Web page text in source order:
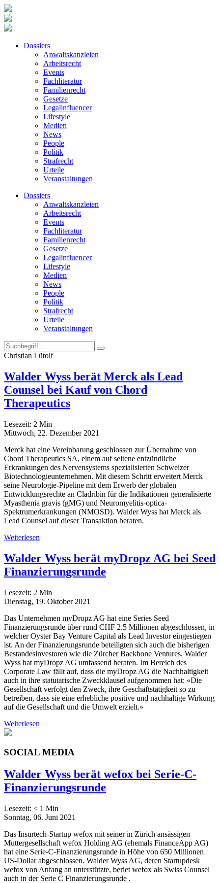
Dossiers
Anwaltskanzleien
Arbeitsrecht
Events
Fachliteratur
Familienrecht
Gesetze
Legalinfluencer
Lifestyle
Medien
News
People
Politik
Strafrecht
Urteile
Veranstaltungen
Dossiers
Anwaltskanzleien
Arbeitsrecht
Events
Fachliteratur
Familienrecht
Gesetze
Legalinfluencer
Lifestyle
Medien
News
People
Politik
Strafrecht
Urteile
Veranstaltungen
Christian Lütolf
Walder Wyss berät Merck als Lead
Counsel bei Kauf von Chord
Therapeutics
Lesezeit: 2 Min
Mittwoch, 22. Dezember 2021
Merck hat eine Vereinbarung geschlossen zur Übernahme von
Chord Therapeutics SA, einem auf seltene entzündliche
Erkrankungen des Nervensystems spezialisierten Schweizer
Biotechnologieunternehmen. Mit diesem Schritt erweitert Merck
seine Neurologie-Pipeline mit dem Erwerb der globalen
Entwicklungsrechte an Cladribin für die Indikationen generalisierte
Myasthenia gravis (gMG) und Neuromyelitis-optica-
Spektrumerkrankungen (NMOSD). Walder Wyss hat Merck als
Lead Counsel auf dieser Transaktion beraten.
Weiterlesen
Walder Wyss berät myDropz AG bei Seed
Finanzierungsrunde
Lesezeit: 2 Min
Dienstag, 19. Oktober 2021
Das Unternehmen myDropz AG hat eine Series Seed
Finanzierungsrunde über rund CHF 2.5 Millionen abgeschlossen, in
welcher Oyster Bay Venture Capital als Lead Investor eingestiegen
ist. An der Finanzierungsrunde beteiligten sich auch die bisherigen
Bestandesinvestoren wie die Zürcher Backbone Ventures. Walder
Wyss hat myDropz AG umfassend beraten. Im Bereich des
Corporate Law fällt auf, dass die myDropz AG die Nachhaltigkeit
auch in ihre statutarische Zweckklausel aufgenommen hat: «Die
Gesellschaft verfolgt den Zweck, ihre Geschäftstätigkeit so zu
betreiben, dass sie eine erhebliche positive und nachhaltige Wirkung
auf die Gesellschaft und die Umwelt erzielt.»
Weiterlesen
SOCIAL MEDIA
Walder Wyss berät wefox bei Serie-C-
Finanzierungsrunde
Lesezeit: < 1 Min
Sonntag, 06. Juni 2021
Das Insurtech-Startup wefox mit seiner in Zürich ansässigen
Muttergesellschaft wefox Holding AG (ehemals FinanceApp AG)
hat eine Serie-C-Finanzierungsrunde in Höhe von 650 Millionen
US-Dollar abgeschlossen. Walder Wyss AG, deren Startupdesk
wefox von Anfang an unterstützte, beriet wefox als Swiss Counsel
auch in der Serie C Finanzierungsrunde .